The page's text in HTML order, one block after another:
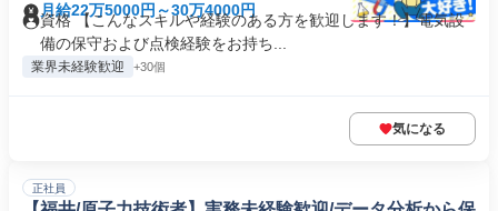
月給22万5000円～30万4000円
資格 【こんなスキルや経験のある方を歓迎します！】電気設
備の保守および点検経験をお持ち...
業界未経験歓迎 +30個
気になる
正社員